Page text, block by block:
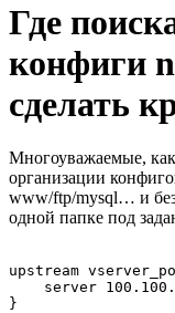
Где
конфиги
сделать
Многоуважаемые,
организации
www/ftp/mysql… и без
одной папке под
upstream
server
}